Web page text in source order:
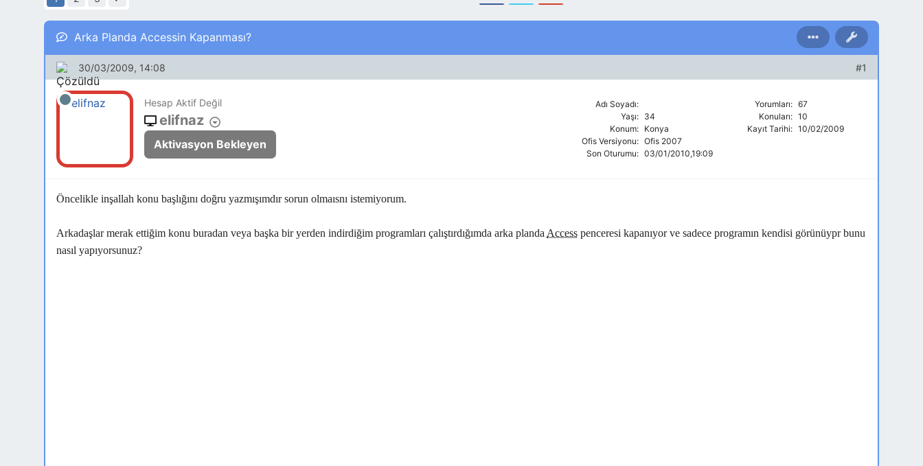
Arka Planda Accessin Kapanması?
30/03/2009, 14:08 #1
Hesap Aktif Değil
elifnaz
Aktivasyon Bekleyen
Adı Soyadı:
Yaşı: 34
Konum: Konya
Ofis Versiyonu: Ofis 2007
Son Oturumu: 03/01/2010,19:09
Yorumları: 67
Konuları: 10
Kayıt Tarihi: 10/02/2009
Öncelikle inşallah konu başlığını doğru yazmışımdır sorun olmaısnı istemiyorum.
Arkadaşlar merak ettiğim konu buradan veya başka bir yerden indirdiğim programları çalıştırdığımda arka planda Access penceresi kapanıyor ve sadece programın kendisi görünüypr bunu
nasıl yapıyorsunuz?